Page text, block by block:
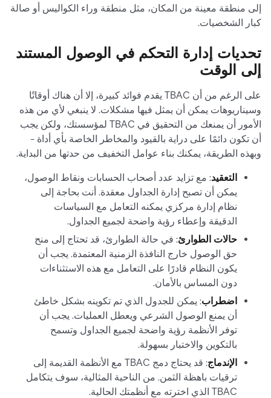
إلى منطقة معينة من المكان، مثل منطقة وراء الكواليس أو صالة
كبار الشخصيات.
تحديات إدارة التحكم في الوصول المستند
إلى الوقت
على الرغم من أن TBAC يقدم فوائد كبيرة، إلا أن هناك أوقاتًا
وسيناريوهات يمكن أن يمثل فيها مشكلات. لا ينبغي لأي من هذه
الأمور أن يمنعك من التحقيق في TBAC لمؤسستك، ولكن يجب
أن تكون دائمًا على دراية بالقيود والمخاطر الخاصة بأي أداة -
وبهذه الطريقة، يمكنك بناء عوامل التخفيف من حدتها من البداية.
التعقيد: مع تزايد عدد أصحاب الحسابات ونقاط الوصول،
يمكن أن تصبح إدارة الجداول معقدة. أنت بحاجة إلى
نظام إدارة مركزي يمكنه التعامل مع السياسات
الدقيقة وإعطاء رؤية واضحة لجميع الجداول.
حالات الطوارئ: في حالة الطوارئ، قد تحتاج إلى منح
حق الوصول خارج النافذة الزمنية المعتمدة. يجب أن
يكون النظام قادرًا على التعامل مع هذه الاستثناءات
دون المساس بالأمان.
اضطراب: يمكن للجدول الذي تم تكوينه بشكل خاطئ
أن يمنع الوصول الشرعي ويعطل العمليات. يجب أن
توفر الأنظمة رؤية واضحة لجميع الجداول وتسمح
بالتكوين والاختبار بسهولة.
الإندماج
: قد يحتاج دمج TBAC مع الأنظمة القديمة إلى
ترقيات باهظة الثمن. من الناحية المثالية، سوف يتكامل
TBAC الذي اخترته مع أنظمتك الحالية.